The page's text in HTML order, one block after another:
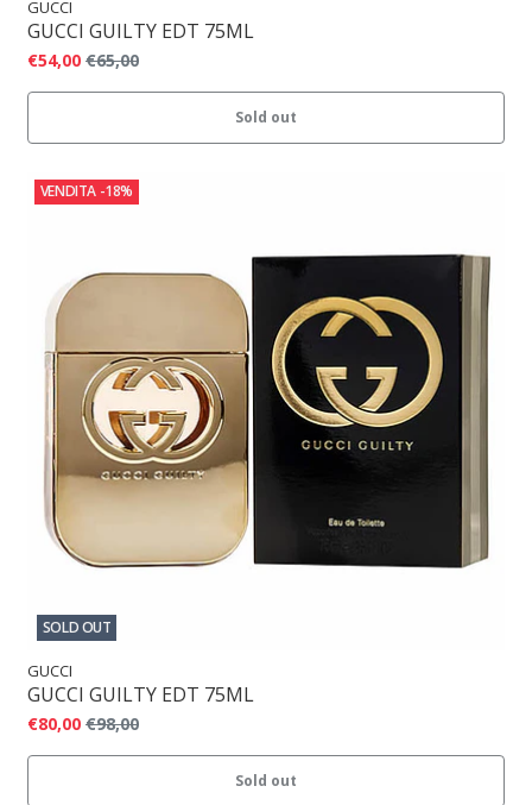
GUCCI
GUCCI GUILTY EDT 75ML
€54,00 €65,00
Sold out
VENDITA -18%
SOLD OUT
GUCCI
GUCCI GUILTY EDT 75ML
€80,00 €98,00
Sold out